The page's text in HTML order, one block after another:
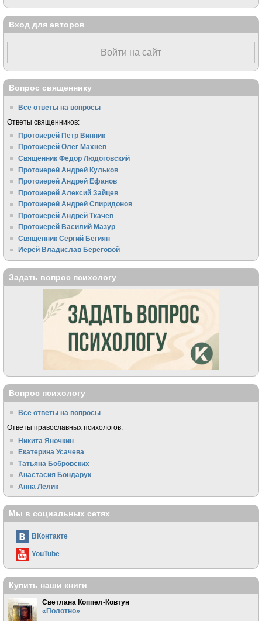
Вход для авторов
Войти на сайт
Вопрос священнику
Все ответы на вопросы
Ответы священников:
Протоиерей Пётр Винник
Протоиерей Олег Махнёв
Священник Федор Людоговский
Протоиерей Андрей Кульков
Протоиерей Андрей Ефанов
Протоиерей Алексий Зайцев
Протоиерей Андрей Спиридонов
Протоиерей Андрей Ткачёв
Протоиерей Василий Мазур
Священник Сергий Бегиян
Иерей Владислав Береговой
Задать вопрос психологу
Вопрос психологу
Все ответы на вопросы
Ответы православных психологов:
Никита Яночкин
Екатерина Усачева
Татьяна Бобровских
Анастасия Бондарук
Анна Лелик
Мы в социальных сетях
ВКонтакте
YouTube
Купить наши книги
Светлана Коппел-Ковтун
«Полотно»